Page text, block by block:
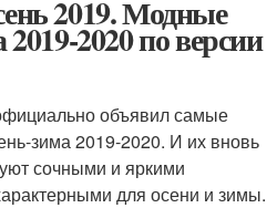
2019. Модные
2020 по версии
объявил самые
зима 2019-2020. И их вновь
сочными и яркими
для осени и зимы.